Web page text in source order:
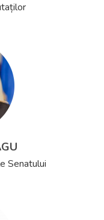
Senatului